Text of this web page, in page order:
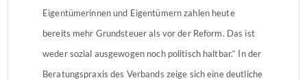
Eigentümerinnen und Eigentümern zahlen heute
bereits mehr Grundsteuer als vor der Reform. Das ist
weder sozial ausgewogen noch politisch haltbar.“ In der
Beratungspraxis des Verbands zeige sich eine deutliche